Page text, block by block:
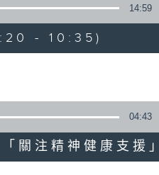
14:59
- 10:35)
04:43
注精神健康支援」